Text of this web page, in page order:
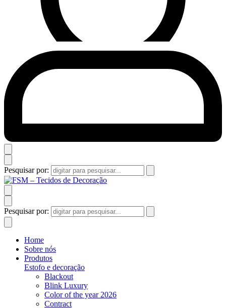
Pesquisar por:
Pesquisar por:
Home
Sobre nós
Produtos
Estofo e decoração
Blackout
Blink Luxury
Color of the year 2026
Contract